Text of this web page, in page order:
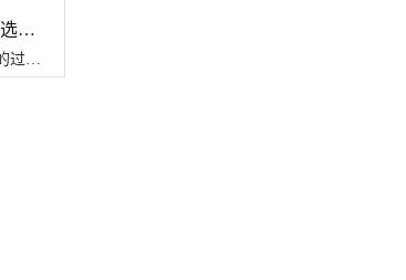
*板式过滤器的作用及选型注意事项
*过滤器是一种特别常见的过滤设备，使用超细玻璃纤维纸作为过滤材料，具有很强的过滤效果，应用于医药生物、精密仪器、饮料食品等多个行业的清洁净化现场，让我们谈谈*板式过滤器的作用 和选择注意事项